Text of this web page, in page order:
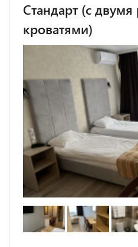
Стандарт (с
кроватями)